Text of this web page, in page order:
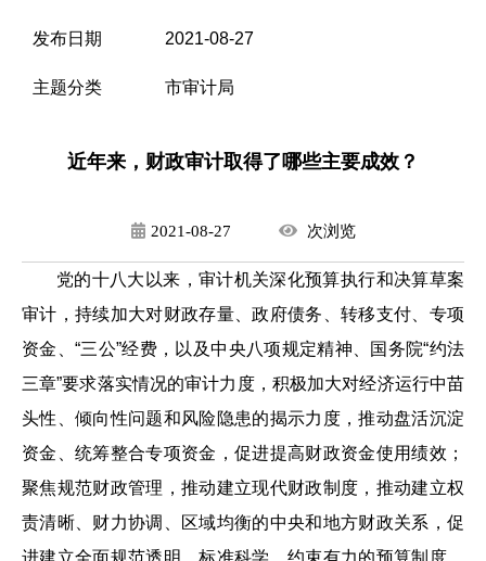
发布日期 2021-08-27
主题分类 市审计局
近年来，财政审计取得了哪些主要成效？
2021-08-27 次浏览
党的十八大以来，审计机关深化预算执行和决算草案
审计，持续加大对财政存量、政府债务、转移支付、专项
资金、“三公”经费，以及中央八项规定精神、国务院“约法
三章”要求落实情况的审计力度，积极加大对经济运行中苗
头性、倾向性问题和风险隐患的揭示力度，推动盘活沉淀
资金、统筹整合专项资金，促进提高财政资金使用绩效；
聚焦规范财政管理，推动建立现代财政制度，推动建立权
责清晰、财力协调、区域均衡的中央和地方财政关系，促
进建立全面规范透明、标准科学、约束有力的预算制度，